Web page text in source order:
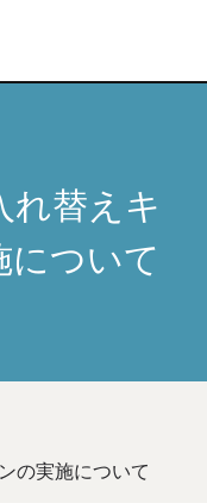
れ替えキ
について
の実施について